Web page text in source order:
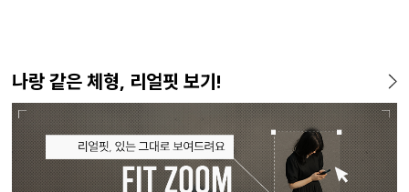
나랑 같은 체형, 리얼핏 보기!